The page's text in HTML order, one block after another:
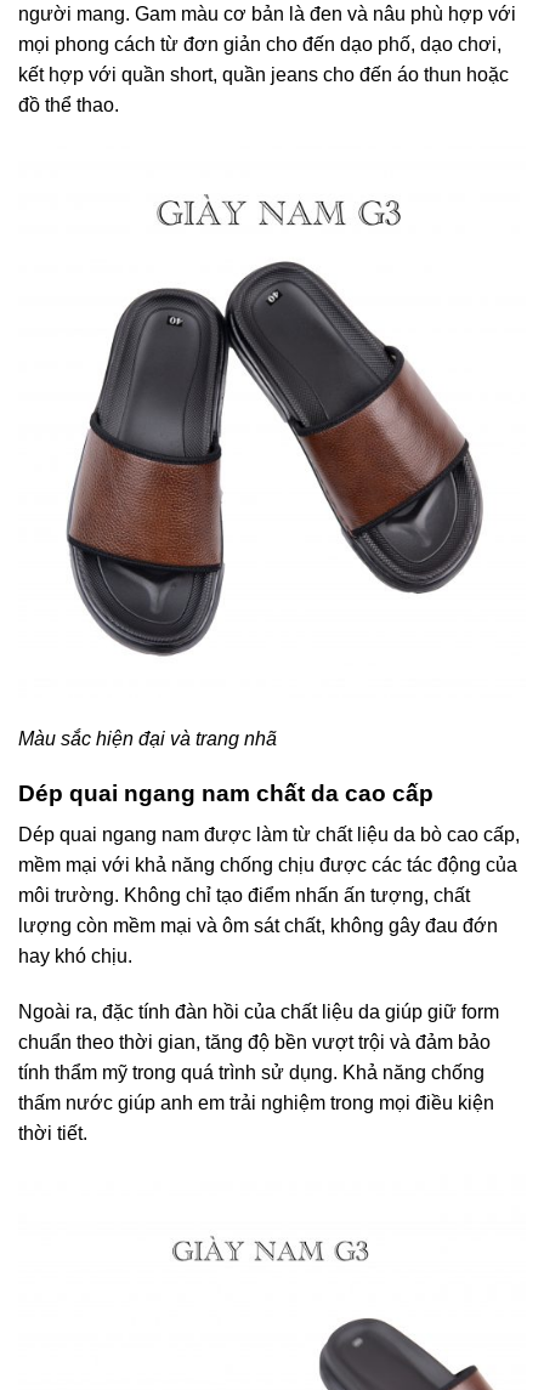
người mang. Gam màu cơ bản là đen và nâu phù hợp với
mọi phong cách từ đơn giản cho đến dạo phố, dạo chơi,
kết hợp với quần short, quần jeans cho đến áo thun hoặc
đồ thể thao.
Màu sắc hiện đại và trang nhã
Dép quai ngang nam chất da cao cấp
Dép quai ngang nam được làm từ chất liệu da bò cao cấp,
mềm mại với khả năng chống chịu được các tác động của
môi trường. Không chỉ tạo điểm nhấn ấn tượng, chất
lượng còn mềm mại và ôm sát chất, không gây đau đớn
hay khó chịu.
Ngoài ra, đặc tính đàn hồi của chất liệu da giúp giữ form
chuẩn theo thời gian, tăng độ bền vượt trội và đảm bảo
tính thẩm mỹ trong quá trình sử dụng. Khả năng chống
thấm nước giúp anh em trải nghiệm trong mọi điều kiện
thời tiết.